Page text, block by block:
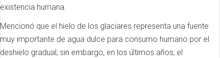
existencia humana.
Mencionó que el hielo de los glaciares representa una fuente
muy importante de agua dulce para consumo humano por el
deshielo gradual; sin embargo, en los últimos años, el